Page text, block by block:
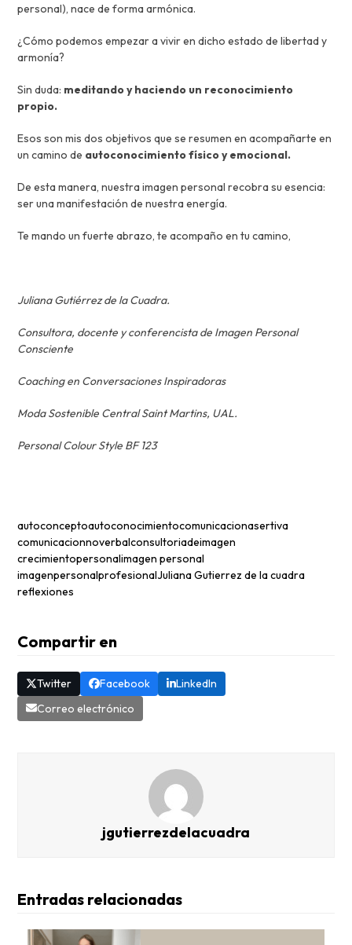
personal), nace de forma armónica.
¿Cómo podemos empezar a vivir en dicho estado de libertad y
armonía?
Sin duda: meditando y haciendo un reconocimiento
propio.
Esos son mis dos objetivos que se resumen en acompañarte en
un camino de autoconocimiento físico y emocional.
De esta manera, nuestra imagen personal recobra su esencia:
ser una manifestación de nuestra energía.
Te mando un fuerte abrazo, te acompaño en tu camino,
Juliana Gutiérrez de la Cuadra.
Consultora, docente y conferencista de Imagen Personal
Consciente
Coaching en Conversaciones Inspiradoras
Moda Sostenible Central Saint Martins, UAL.
Personal Colour Style BF 123
autoconceptoautoconocimientocomunicacionasertiva
comunicacionnoverbalconsultoriadeimagen
crecimientopersonalimagen personal
imagenpersonalprofesionalJuliana Gutierrez de la cuadra
reflexiones
Compartir en
Twitter Facebook
LinkedIn
Correo electrónico
jgutierrezdelacuadra
Entradas relacionadas